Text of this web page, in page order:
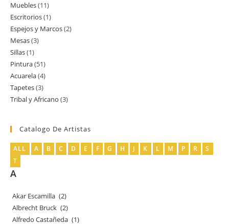
productos
Muebles 1111
productos
Escritorios 11
producto
Espejos y Marcos 22
Mesas 33
Sillas 11
producto
Pintura 5151
productos
Acuarela 44
productos
Tapetes 33
productos
Tribal y Africano 33
Catalogo De Artistas
ALL A B C D E F G H J K L M P R
S
T
A
Akar Escamilla (2)
Albrecht Bruck (2)
Alfredo Castañeda (1)